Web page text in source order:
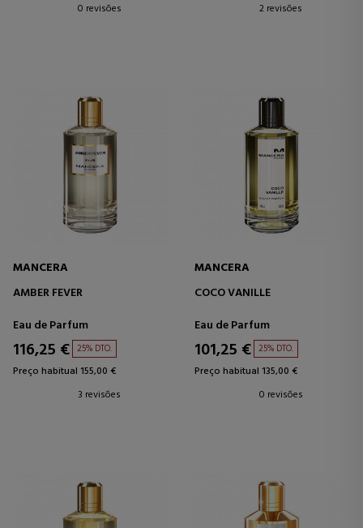
0 revisões
2 revisões
MANCERA
AMBER FEVER
Eau de Parfum
116,25 € 25% DTO.
Preço habitual 155,00 €
3 revisões
MANCERA
COCO VANILLE
Eau de Parfum
101,25 € 25% DTO.
Preço habitual 135,00 €
0 revisões